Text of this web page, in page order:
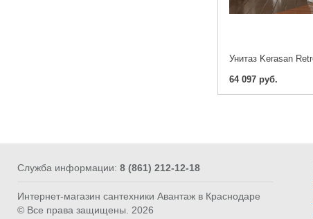
64 097 руб.
Служба информации: 8 (861) 212-12-18
Интернет-магазин сантехники Авантаж в Краснодаре
© Все права защищены. 2026